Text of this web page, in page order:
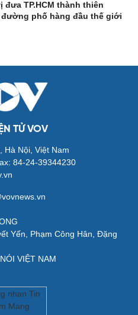
TP.HCM thành thiên
phố hàng đầu thế giới
TỬ VOV
Hà Nội, Việt Nam
84-24-39344230
Yến, Phạm Công Hân, Đặng
VIỆT NAM